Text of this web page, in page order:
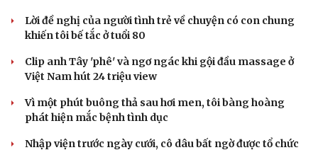
Lời đề nghị của người tình trẻ về chuyện có con chung
khiến tôi bế tắc ở tuổi 80
Clip anh Tây 'phê' và ngơ ngác khi gội đầu massage ở
Việt Nam hút 24 triệu view
Vì một phút buông thả sau hơi men, tôi bàng hoàng
phát hiện mắc bệnh tình dục
Nhập viện trước ngày cưới, cô dâu bất ngờ được tổ chức